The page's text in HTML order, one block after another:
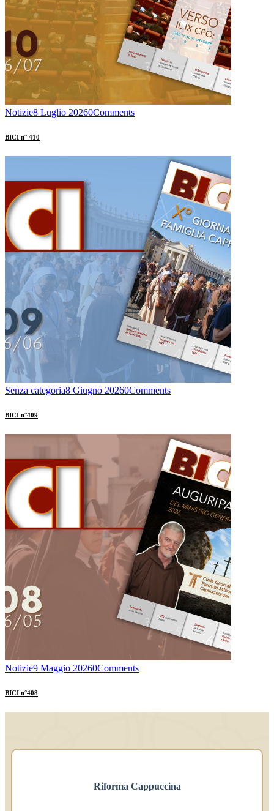
Notizie8 Luglio 20260Comments
BICI n° 410
Senza categoria8 Giugno 20260Comments
BICI n°409
Notizie9 Maggio 20260Comments
BICI n°408
Riforma Cappuccina